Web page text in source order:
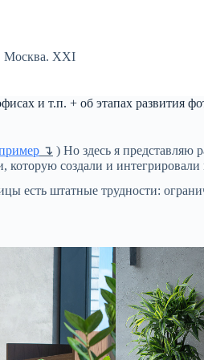
Москва. XXI
и т.п. + об этапах развития
↴ ) Но здесь я представляю
которую создали и
есть штатные трудности: